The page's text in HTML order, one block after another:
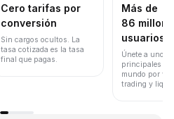
Cero tarifas por
conversión
Sin cargos ocultos. La
tasa cotizada es la tasa
final que pagas.
Más de
86
usuarios
Únete a uno
principales
mundo por
trading y